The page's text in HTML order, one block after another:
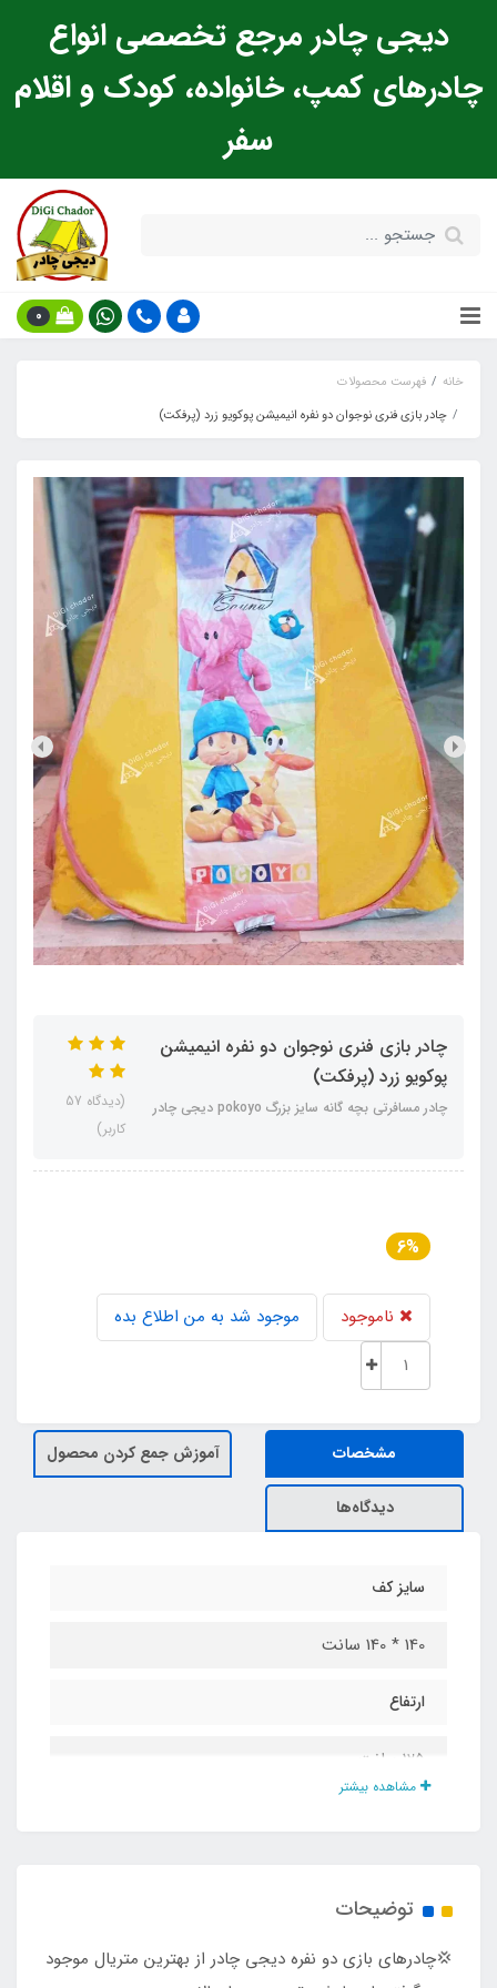
دیجی چادر مرجع تخصصی انواع
چادرهای کمپ، خانواده، کودک و اقلام
سفر
0
خانه
فهرست محصولات
چادر بازی فنری نوجوان دو نفره انیمیشن پوکویو زرد (پرفکت)
چادر بازی فنری نوجوان دو نفره انیمیشن
پوکویو زرد (پرفکت)
چادر مسافرتی بچه گانه سایز بزرگ pokoyo دیجی چادر
(دیدگاه 57
کاربر)
6%
ناموجود موجود شد به من اطلاع بده
مشخصات آموزش جمع کردن محصول
دیدگاه‌ها
سایز کف
140 * 140 سانت
ارتفاع
125 سانت
درب و پنجره
مشاهده بیشتر
توضیحات
💢چادرهای بازی دو نفره دیجی چادر از بهترین متریال موجود